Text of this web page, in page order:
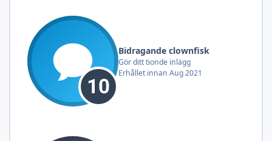
Bidragande clownfisk
Gör ditt tionde inlägg
Erhållet innan Aug 2021